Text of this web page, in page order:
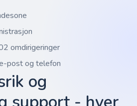
omdirigeringer
post og telefon
og